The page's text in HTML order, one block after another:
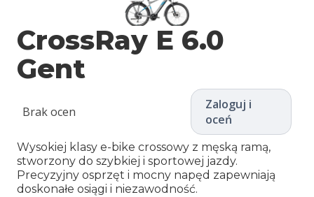
CrossRay E 6.0
Gent
Brak ocen
Zaloguj i
oceń
Wysokiej klasy e-bike crossowy z męską ramą,
stworzony do szybkiej i sportowej jazdy.
Precyzyjny osprzęt i mocny napęd zapewniają
doskonałe osiągi i niezawodność.